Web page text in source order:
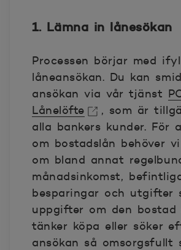
1. Lämna in lånesökan
Processen börjar med
låneansökan. Du kan
ansökan via vår tjänst
Lånelöfte
Öppnas i nytt fönster
, som är
alla bankers kunder. För
om bostadslån behöver
om bland annat
månadsinkomst,
besparingar och utgifter
uppgifter om den bostad
tänker köpa eller söker
ansökan så omsorgsfullt